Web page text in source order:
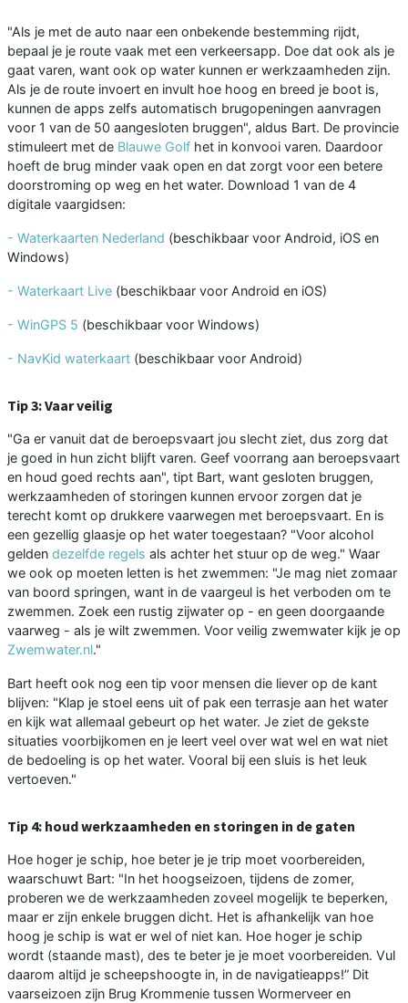
"Als je met de auto naar een onbekende bestemming rijdt,
bepaal je je route vaak met een verkeersapp. Doe dat ook als je
gaat varen, want ook op water kunnen er werkzaamheden zijn.
Als je de route invoert en invult hoe hoog en breed je boot is,
kunnen de apps zelfs automatisch brugopeningen aanvragen
voor 1 van de 50 aangesloten bruggen", aldus Bart. De provincie
stimuleert met de Blauwe Golf het in konvooi varen. Daardoor
hoeft de brug minder vaak open en dat zorgt voor een betere
doorstroming op weg en het water. Download 1 van de 4
digitale vaargidsen:
- Waterkaarten Nederland (beschikbaar voor Android, iOS en
Windows)
- Waterkaart Live (beschikbaar voor Android en iOS)
- WinGPS 5 (beschikbaar voor Windows)
- NavKid waterkaart (beschikbaar voor Android)
Tip 3: Vaar veilig
"Ga er vanuit dat de beroepsvaart jou slecht ziet, dus zorg dat
je goed in hun zicht blijft varen. Geef voorrang aan beroepsvaart
en houd goed rechts aan", tipt Bart, want gesloten bruggen,
werkzaamheden of storingen kunnen ervoor zorgen dat je
terecht komt op drukkere vaarwegen met beroepsvaart. En is
een gezellig glaasje op het water toegestaan? "Voor alcohol
gelden dezelfde regels als achter het stuur op de weg." Waar
we ook op moeten letten is het zwemmen: "Je mag niet zomaar
van boord springen, want in de vaargeul is het verboden om te
zwemmen. Zoek een rustig zijwater op - en geen doorgaande
vaarweg - als je wilt zwemmen. Voor veilig zwemwater kijk je op
Zwemwater.nl."
Bart heeft ook nog een tip voor mensen die liever op de kant
blijven: "Klap je stoel eens uit of pak een terrasje aan het water
en kijk wat allemaal gebeurt op het water. Je ziet de gekste
situaties voorbijkomen en je leert veel over wat wel en wat niet
de bedoeling is op het water. Vooral bij een sluis is het leuk
vertoeven."
Tip 4: houd werkzaamheden en storingen in de gaten
Hoe hoger je schip, hoe beter je je trip moet voorbereiden,
waarschuwt Bart: "In het hoogseizoen, tijdens de zomer,
proberen we de werkzaamheden zoveel mogelijk te beperken,
maar er zijn enkele bruggen dicht. Het is afhankelijk van hoe
hoog je schip is wat er wel of niet kan. Hoe hoger je schip
wordt (staande mast), des te beter je je moet voorbereiden. Vul
daarom altijd je scheepshoogte in, in de navigatieapps!” Dit
vaarseizoen zijn Brug Krommenie tussen Wormerveer en